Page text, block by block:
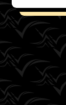
Rolls
Rover
Saab
Santana
Saturn